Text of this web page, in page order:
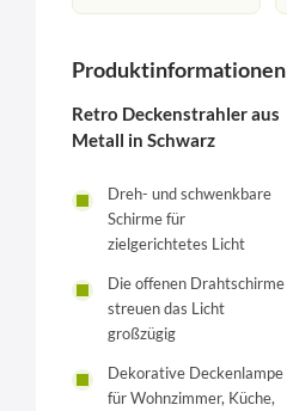
Produktinformationen
Retro Deckenstrahler aus
Metall in Schwarz
Dreh- und schwenkbare
Schirme für
zielgerichtetes Licht
Die offenen Drahtschirme
streuen das Licht
großzügig
Dekorative Deckenlampe
für Wohnzimmer, Küche,